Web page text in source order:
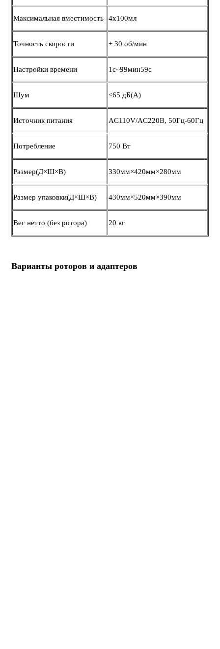
Максимальная вместимость 4x100мл
Точность скорости ± 30 об/мин
Настройки времени 1с~99мин59с
Шум <65 дБ(А)
Источник питания AC110V/AC220В, 50Гц-60Гц
Потребление 750 Вт
Размер(Д×Ш×В) 330мм×420мм×280мм
Размер упаковки(Д×Ш×В) 430мм×520мм×390мм
Вес нетто (без ротора) 20 кг
Варианты роторов и адаптеров